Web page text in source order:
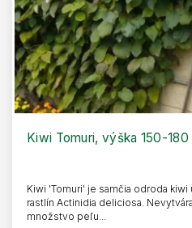
o
v
Kiwi Tomuri, výška 150-
Kiwi 'Tomuri' je samčia odroda
rastlín Actinidia deliciosa.
množstvo peľu...